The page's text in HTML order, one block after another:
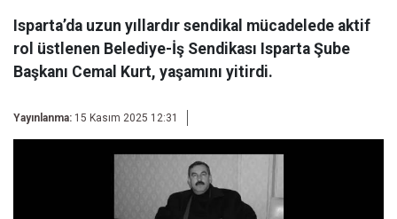
Isparta’da uzun yıllardır sendikal mücadelede aktif
rol üstlenen Belediye-İş Sendikası Isparta Şube
Başkanı Cemal Kurt, yaşamını yitirdi.
Yayınlanma: 15 Kasım 2025 12:31